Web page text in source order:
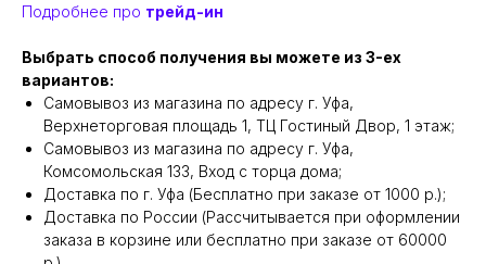
Подробнее про трейд-ин
Выбрать способ получения вы можете из 3-ех
вариантов:
Самовывоз из магазина по адресу г. Уфа,
Верхнеторговая площадь 1, ТЦ Гостиный Двор, 1 этаж;
Самовывоз из магазина по адресу г. Уфа,
Комсомольская 133, Вход с торца дома;
Доставка по г. Уфа (Бесплатно при заказе от 1000 р.);
Доставка по России (Рассчитывается при оформлении
заказа в корзине или бесплатно при заказе от 60000